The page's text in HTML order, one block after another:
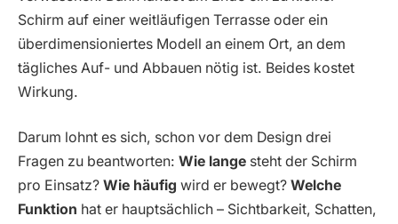
Schirm auf einer weitläufigen Terrasse oder ein
überdimensioniertes Modell an einem Ort, an dem
tägliches Auf- und Abbauen nötig ist. Beides kostet
Wirkung.
Darum lohnt es sich, schon vor dem Design drei
Fragen zu beantworten: Wie lange steht der Schirm
pro Einsatz? Wie häufig wird er bewegt? Welche
Funktion hat er hauptsächlich – Sichtbarkeit, Schatten,